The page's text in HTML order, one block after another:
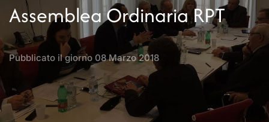
Assemblea Ordinaria RPT
Pubblicato il giorno 08 Marzo 2018